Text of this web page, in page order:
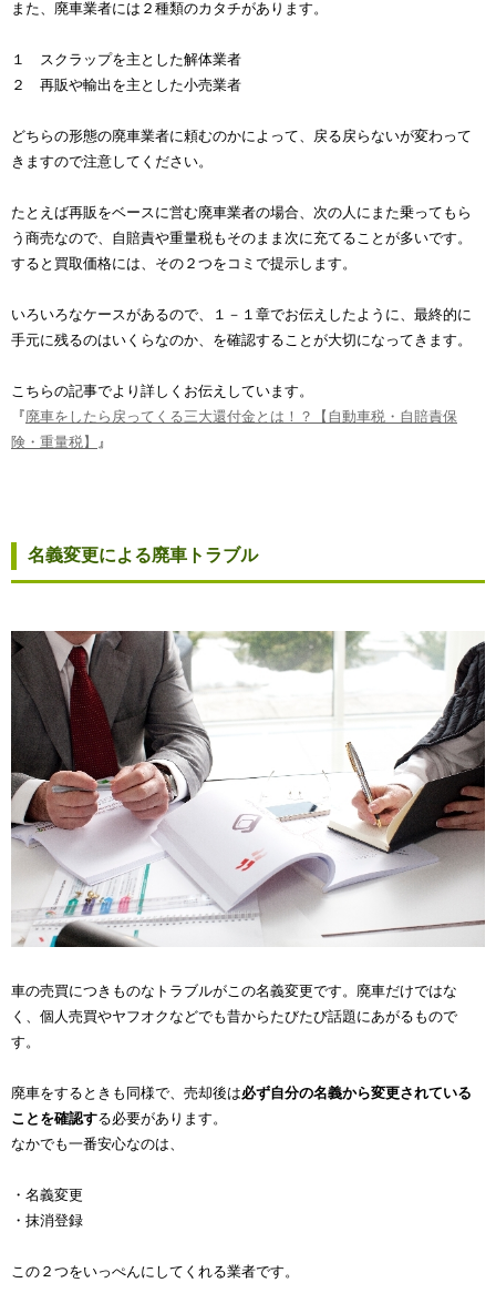
また、廃車業者には２種類のカタチがあります。
１ スクラップを主とした解体業者
２ 再販や輸出を主とした小売業者
どちらの形態の廃車業者に頼むのかによって、戻る戻らないが変わって
きますので注意してください。
たとえば再販をベースに営む廃車業者の場合、次の人にまた乗ってもら
う商売なので、自賠責や重量税もそのまま次に充てることが多いです。
すると買取価格には、その２つをコミで提示します。
いろいろなケースがあるので、１－１章でお伝えしたように、最終的に
手元に残るのはいくらなのか、を確認することが大切になってきます。
こちらの記事でより詳しくお伝えしています。
『廃車をしたら戻ってくる三大還付金とは！？【自動車税・自賠責保
険・重量税】
』
名義変更による廃車トラブル
車の売買につきものなトラブルがこの名義変更です。廃車だけではな
く、個人売買やヤフオクなどでも昔からたびたび話題にあがるもので
す。
廃車をするときも同様で、売却後は必ず自分の名義から変更されている
ことを確認する必要があります。
なかでも一番安心なのは、
・名義変更
・抹消登録
この２つをいっぺんにしてくれる業者です。